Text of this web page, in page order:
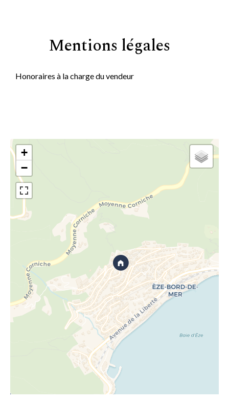
Mentions légales
Honoraires à la charge du vendeur
+
−